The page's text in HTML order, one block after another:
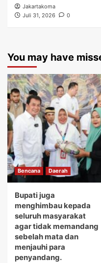
Jakartakoma
Juli 31, 2026
0
You may have
Bencana Daerah
Bupati juga
menghimbau kepada
seluruh masyarakat
agar tidak memandang
sebelah mata dan
menjauhi para
penyandang.